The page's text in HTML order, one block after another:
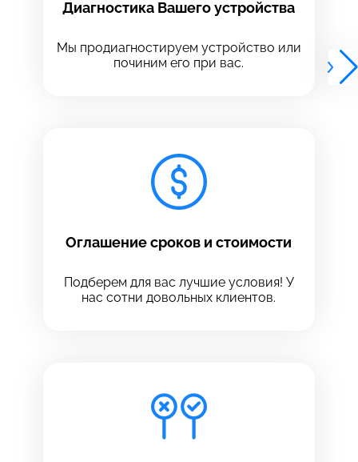
Диагностика Вашего устройства
Мы продиагностируем устройство или
починим его при вас.
Оглашение сроков и стоимости
Подберем для вас лучшие условия! У
нас сотни довольных клиентов.
Выберите адрес сервиса, в который хотите
Выберите адрес сервиса, в который хотите